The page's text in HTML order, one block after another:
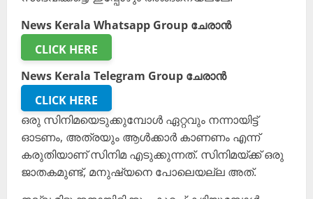
News Kerala Whatsapp Group ചേരാൻ
CLICK HERE
News Kerala Telegram Group ചേരാൻ
CLICK HERE
ഒരു സിനിമയെടുക്കുമ്പോൾ ഏറ്റവും നന്നായിട്ട്
ഓടണം, അത്രയും ആൾക്കാർ കാണണം എന്ന്
കരുതിയാണ് സിനിമ എടുക്കുന്നത്. സിനിമയ്ക്ക് ഒരു
ജാതകമുണ്ട്, മനുഷ്യനെ പോലെയല്ല അത്.